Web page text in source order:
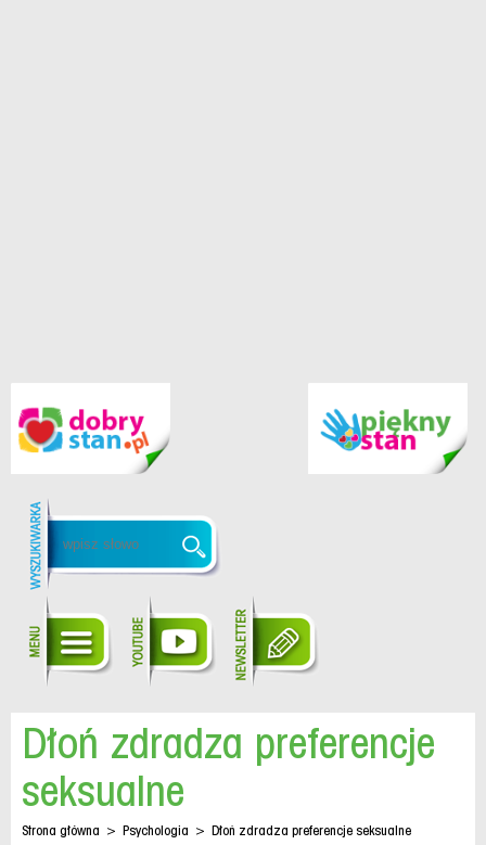
Dłoń zdradza preferencje
seksualne
Strona główna > Psychologia > Dłoń zdradza preferencje seksualne